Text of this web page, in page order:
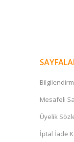
Mesafeli
Üyelik
İptal İade